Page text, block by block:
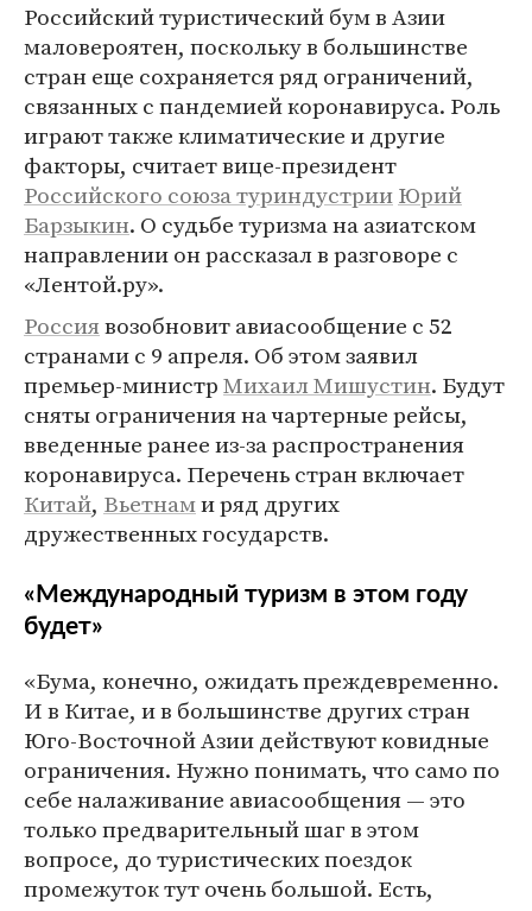
Российский туристический бум в Азии
маловероятен, поскольку в большинстве
стран еще сохраняется ряд ограничений,
связанных с пандемией коронавируса. Роль
играют также климатические и другие
факторы, считает вице-президент
Российского союза туриндустрииЮрий
Барзыкин. О судьбе туризма на азиатском
направлении он рассказал в разговоре с
«Лентой.ру».
Россиявозобновит авиасообщение с 52
странами с 9 апреля. Об этом заявил
премьер-министрМихаил Мишустин. Будут
сняты ограничения на чартерные рейсы,
введенные ранее из-за распространения
коронавируса. Перечень стран включает
Китай, Вьетнами ряд других
дружественных государств.
«Международный туризм в этом году
будет»
«Бума, конечно, ожидать преждевременно.
И в Китае, и в большинстве других стран
Юго-Восточной Азии действуют ковидные
ограничения. Нужно понимать, что само по
себе налаживание авиасообщения — это
только предварительный шаг в этом
вопросе, до туристических поездок
промежуток тут очень большой. Есть,